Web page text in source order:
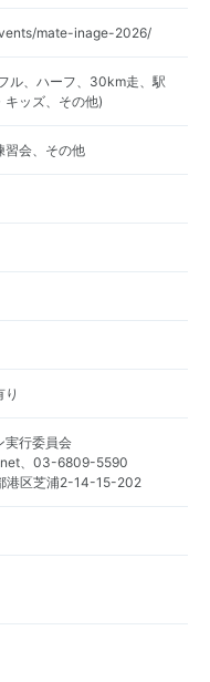
mate-inage-2026/
ル、ハーフ、30km走、駅
キッズ、その他)
習会、その他
り
実行委員会
、03-6809-5590
港区芝浦2-14-15-202